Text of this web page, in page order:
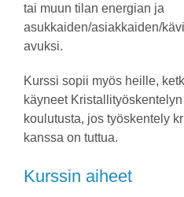
tai muun tilan energian ja
asukkaiden/asiakkaiden/
avuksi.
Kurssi sopii myös heille,
käyneet
koulutusta, jos työskentely
kanssa on tuttua.
Kurssin aiheet